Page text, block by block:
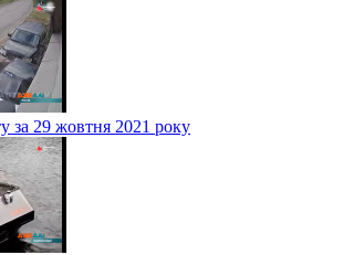
за 29 жовтня 2021 року